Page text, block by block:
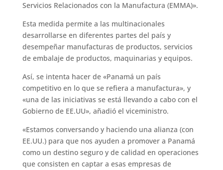
Servicios Relacionados con la Manufactura (EMMA)».
Esta medida permite a las multinacionales
desarrollarse en diferentes partes del país y
desempeñar manufacturas de productos, servicios
de embalaje de productos, maquinarias y equipos.
Así, se intenta hacer de «Panamá un país
competitivo en lo que se refiera a manufactura», y
«una de las iniciativas se está llevando a cabo con el
Gobierno de EE.UU», añadió el viceministro.
«Estamos conversando y haciendo una alianza (con
EE.UU.) para que nos ayuden a promover a Panamá
como un destino seguro y de calidad en operaciones
que consisten en captar a esas empresas de